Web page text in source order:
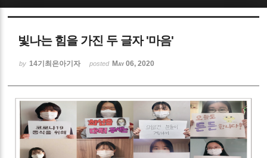
빛나는 힘을 가진 두 글자 '마음'
by 14기최은아기자 posted May 06, 2020
Sketchbook5, 스케치북5
Sketchbook5, 스케치북5